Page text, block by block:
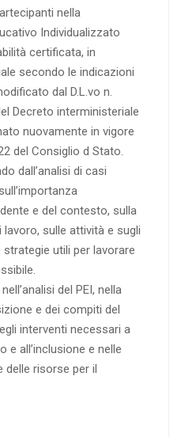
nella
Individualizzato
certificata, in
secondo le indicazioni
dal D.L.vo n.
Decreto interministeriale
nuovamente in vigore
del Consiglio d Stato.
dall’analisi di casi
e del contesto, sulla
sulle attività e sugli
utili per lavorare
del PEI, nella
e dei compiti del
interventi necessari a
e all’inclusione e nelle
risorse per il